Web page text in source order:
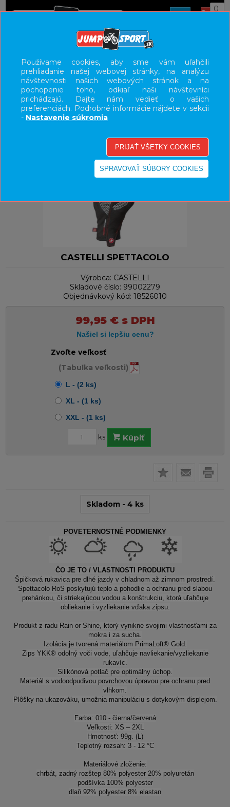
0
UŽÍVATEĽSKÝ PANEL
KATEGÓRIE
HLAVNÉ MENU
CASTELLI SPETTACOLO
Výrobca: CASTELLI
Skladové číslo: 99002279
Objednávkový kód: 18526010
99,95 €s DPH
Zvoľte veľkosť
(Tabuľka veľkosti)
L - (2 ks)
XL - (1 ks)
XXL - (1 ks)
ks Kúpiť
Skladom - 4 ks
POVETERNOSTNÉ PODMIENKY
ČO JE TO / VLASTNOSTI PRODUKTU
Špičková rukavica pre dlhé jazdy v chladnom až zimnom prostredí.
Spettacolo RoS poskytujú teplo a pohodlie a ochranu pred slabou
prehánkou, či striekajúcou vodou a konštrukciu, ktorá uľahčuje
obliekanie i vyzliekanie vďaka zipsu.
Produkt z radu Rain or Shine, ktorý vynikne svojimi vlastnosťami za
mokra i za sucha.
Izolácia je tvorená materiálom PrimaLoft® Gold.
Zips YKK® odolný voči vode, uľahčuje navliekanie/vyzliekanie
rukavíc.
Silikónová potlač pre optimálny úchop.
Materiál s vodoodpudivou povrchovou úpravou pre ochranu pred
vlhkom.
Plôšky na ukazováku, umožnia manipuláciu s dotykovým displejom.
Farba: 010 - čierna/červená
Veľkosti: XS – 2XL
Hmotnosť: 99g. (L)
Teplotný rozsah: 3 - 12 °C
Materiálové zloženie:
chrbát, zadný rozštep 80% polyester 20% polyuretán
podšívka 100% polyester
dlaň 92% polyester 8% elastan
Používame cookies, aby sme vám uľahčili
prehliadanie našej webovej stránky, na analýzu
návštevnosti našich webových stránok a na
pochopenie toho, odkiaľ naši návštevníci
prichádzajú. Dajte nám vedieť o vašich
preferenciách. Podrobné informácie nájdete v sekcii
- Nastavenie súkromia